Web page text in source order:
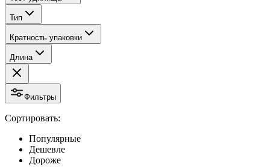
Тип
Кратность упаковки
Длина
Фильтры
Сортировать:
Популярные
Дешевле
Дороже